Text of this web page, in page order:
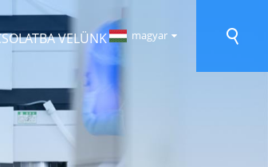
VELÜNK magyar